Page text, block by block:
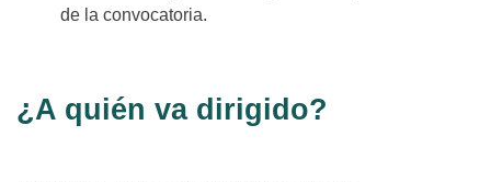
de la convocatoria.
¿A quién va dirigido?